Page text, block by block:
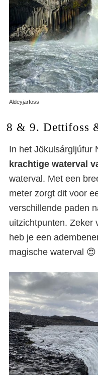
Aldeyjarfoss
8 & 9. Dettifoss
In het Jökulsárgljúfur
krachtige waterval
waterval. Met een
meter zorgt dit voor
verschillende paden
uitzichtpunten. Zeker
heb je een
magische waterval 😍